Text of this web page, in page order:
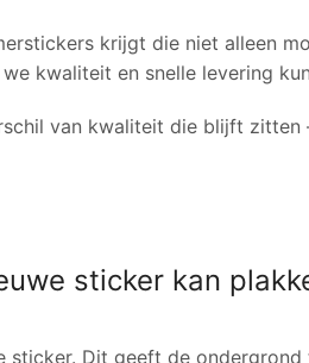
krijgt die niet alleen
kwaliteit en snelle levering
van kwaliteit die blijft zitten
sticker kan
sticker. Dit geeft de